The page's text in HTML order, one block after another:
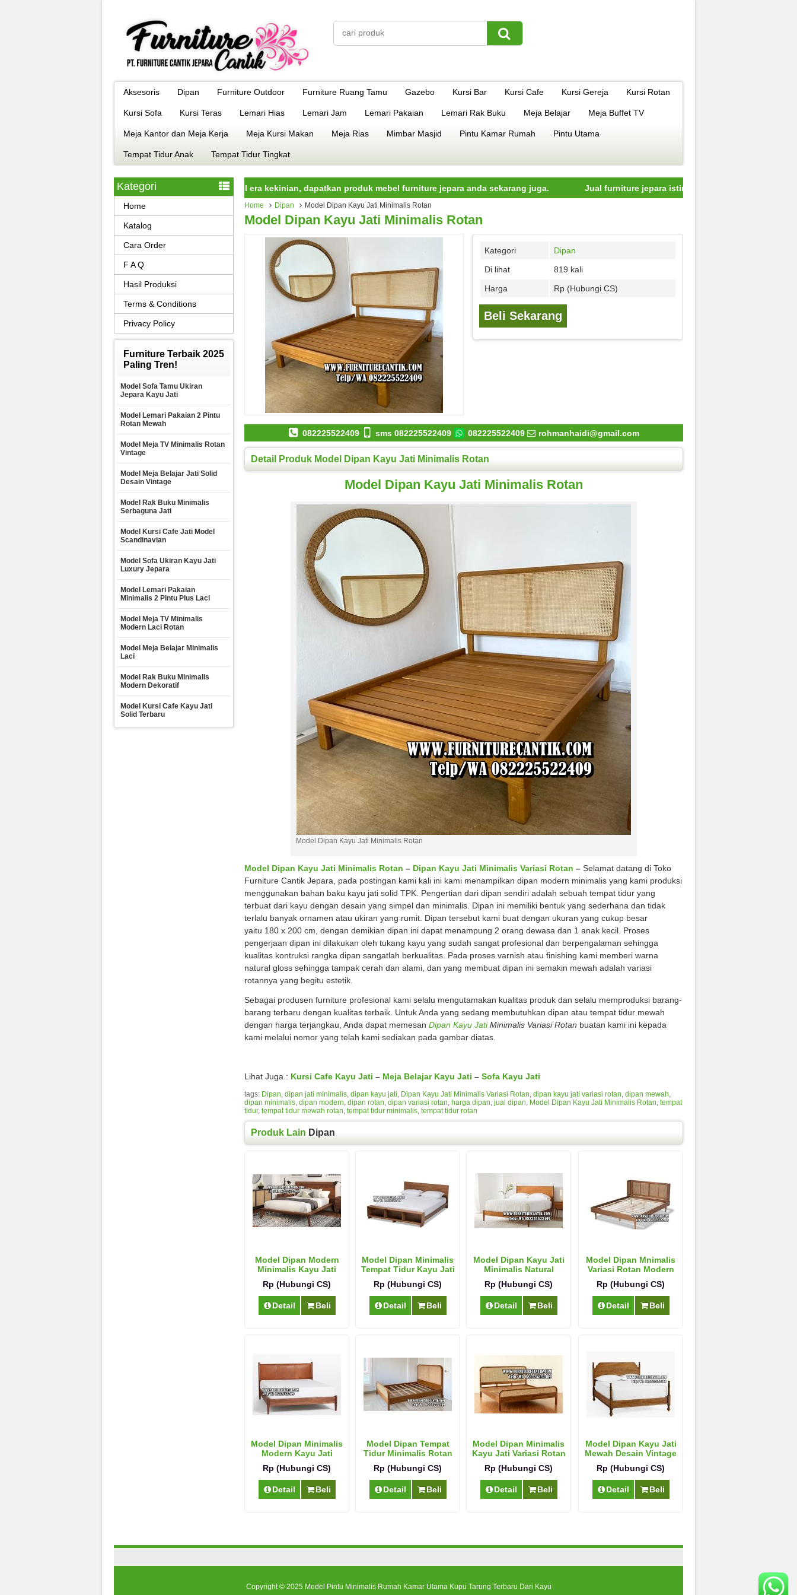
Aksesoris Dipan Furniture Outdoor Furniture Ruang Tamu Gazebo Kursi Bar Kursi Cafe Kursi Gereja Kursi Rotan
Kursi Sofa Kursi Teras Lemari Hias Lemari Jam Lemari Pakaian Lemari Rak Buku Meja Belajar Meja Buffet TV
Meja Kantor dan Meja Kerja Meja Kursi Makan Meja Rias Mimbar Masjid Pintu Kamar Rumah Pintu Utama
Tempat Tidur Anak Tempat Tidur Tingkat
jepara istimewa dengan kualitas terbaik model era kekinian, dapatkan produk mebel furniture jepara anda sekarang juga. Jual furniture jepara istimewa dengan kualitas terbaik model
Home Dipan Model Dipan Kayu Jati Minimalis Rotan
Model Dipan Kayu Jati Minimalis Rotan
Kategori
Dipan
Di lihat
819 kali
Harga
Rp (Hubungi CS)
Beli Sekarang
082225522409 sms 082225522409 082225522409 rohmanhaidi@gmail.com
Detail Produk Model Dipan Kayu Jati Minimalis Rotan
Model Dipan Kayu Jati Minimalis Rotan
Model Dipan Kayu Jati Minimalis Rotan
Model Dipan Kayu Jati Minimalis Rotan – Dipan Kayu Jati Minimalis Variasi Rotan – Selamat datang di Toko
Furniture Cantik Jepara, pada postingan kami kali ini kami menampilkan dipan modern minimalis yang kami produksi
menggunakan bahan baku kayu jati solid TPK. Pengertian dari dipan sendiri adalah sebuah tempat tidur yang
terbuat dari kayu dengan desain yang simpel dan minimalis. Dipan ini memiliki bentuk yang sederhana dan tidak
terlalu banyak ornamen atau ukiran yang rumit. Dipan tersebut kami buat dengan ukuran yang cukup besar
yaitu 180 x 200 cm, dengan demikian dipan ini dapat menampung 2 orang dewasa dan 1 anak kecil. Proses
pengerjaan dipan ini dilakukan oleh tukang kayu yang sudah sangat profesional dan berpengalaman sehingga
kualitas kontruksi rangka dipan sangatlah berkualitas. Pada proses varnish atau finishing kami memberi warna
natural gloss sehingga tampak cerah dan alami, dan yang membuat dipan ini semakin mewah adalah variasi
rotannya yang begitu estetik.
Sebagai produsen furniture profesional kami selalu mengutamakan kualitas produk dan selalu memproduksi barang-
barang terbaru dengan kualitas terbaik. Untuk Anda yang sedang membutuhkan dipan atau tempat tidur mewah
dengan harga terjangkau, Anda dapat memesan Dipan Kayu JatiMinimalis Variasi Rotan buatan kami ini kepada
kami melalui nomor yang telah kami sediakan pada gambar diatas.
Lihat Juga : Kursi Cafe Kayu Jati – Meja Belajar Kayu Jati – Sofa Kayu Jati
tags: Dipan, dipan jati minimalis, dipan kayu jati, Dipan Kayu Jati Minimalis Variasi Rotan, dipan kayu jati variasi rotan, dipan mewah,
dipan minimalis, dipan modern, dipan rotan, dipan variasi rotan, harga dipan, jual dipan, Model Dipan Kayu Jati Minimalis Rotan, tempat
tidur, tempat tidur mewah rotan, tempat tidur minimalis, tempat tidur rotan
Produk Lain Dipan
Model Dipan Modern
Minimalis Kayu Jati
Rp (Hubungi CS)
Detail Beli
Model Dipan Minimalis
Tempat Tidur Kayu Jati
Rp (Hubungi CS)
Detail Beli
Model Dipan Kayu Jati
Minimalis Natural
Rp (Hubungi CS)
Detail Beli
Model Dipan Mnimalis
Variasi Rotan Modern
Rp (Hubungi CS)
Detail Beli
Model Dipan Minimalis
Modern Kayu Jati
Rp (Hubungi CS)
Detail Beli
Model Dipan Tempat
Tidur Minimalis Rotan
Rp (Hubungi CS)
Detail Beli
Model Dipan Minimalis
Kayu Jati Variasi Rotan
Rp (Hubungi CS)
Detail Beli
Model Dipan Kayu Jati
Mewah Desain Vintage
Rp (Hubungi CS)
Detail Beli
Kategori
Home
Katalog
Cara Order
F A Q
Hasil Produksi
Terms & Conditions
Privacy Policy
Furniture Terbaik 2025
Paling Tren!
Model Sofa Tamu Ukiran
Jepara Kayu Jati
Model Lemari Pakaian 2 Pintu
Rotan Mewah
Model Meja TV Minimalis Rotan
Vintage
Model Meja Belajar Jati Solid
Desain Vintage
Model Rak Buku Minimalis
Serbaguna Jati
Model Kursi Cafe Jati Model
Scandinavian
Model Sofa Ukiran Kayu Jati
Luxury Jepara
Model Lemari Pakaian
Minimalis 2 Pintu Plus Laci
Model Meja TV Minimalis
Modern Laci Rotan
Model Meja Belajar Minimalis
Laci
Model Rak Buku Minimalis
Modern Dekoratif
Model Kursi Cafe Kayu Jati
Solid Terbaru
Copyright © 2025 Model Pintu Minimalis Rumah Kamar Utama Kupu Tarung Terbaru Dari Kayu